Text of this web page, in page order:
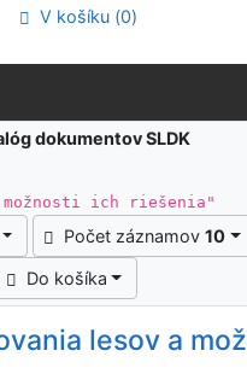
V košíku (0)
dokumentov SLDK
možnosti ich riešenia"
Počet záznamov10
Do košíka
lesov a